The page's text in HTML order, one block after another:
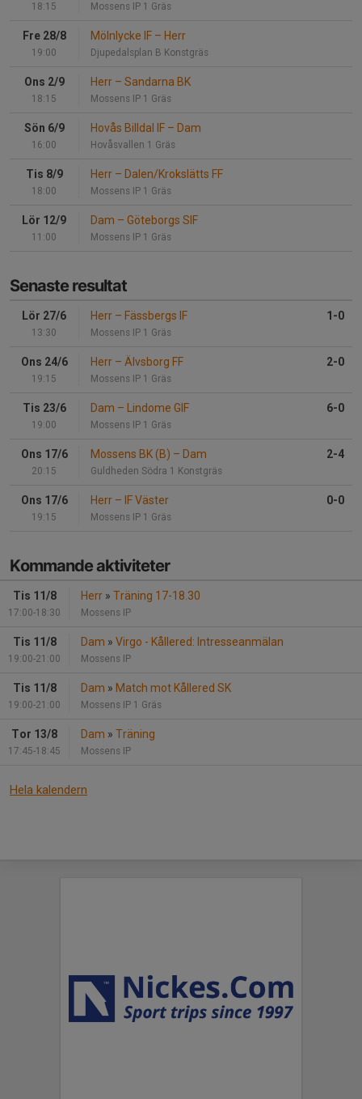
18:15 Mossens IP 1 Gräs
Fre 28/8
19:00
Mölnlycke IF – Herr
Djupedalsplan B Konstgräs
Ons 2/9
18:15
Herr – Sandarna BK
Mossens IP 1 Gräs
Sön 6/9
16:00
Hovås Billdal IF – Dam
Hovåsvallen 1 Gräs
Tis 8/9
18:00
Herr – Dalen/Krokslätts FF
Mossens IP 1 Gräs
Lör 12/9
11:00
Dam – Göteborgs SIF
Mossens IP 1 Gräs
Senaste resultat
Lör 27/6
13:30
Herr – Fässbergs IF
Mossens IP 1 Gräs
1-0
Ons 24/6
19:15
Herr – Älvsborg FF
Mossens IP 1 Gräs
2-0
Tis 23/6
19:00
Dam – Lindome GIF
Mossens IP 1 Gräs
6-0
Ons 17/6
20:15
Mossens BK (B) – Dam
Guldheden Södra 1 Konstgräs
2-4
Ons 17/6
19:15
Herr – IF Väster
Mossens IP 1 Gräs
0-0
Kommande aktiviteter
Tis 11/8
17:00-18:30
Herr » Träning 17-18.30
Mossens IP
Tis 11/8
19:00-21:00
Dam » Virgo - Kållered: Intresseanmälan
Mossens IP
Tis 11/8
19:00-21:00
Dam » Match mot Kållered SK
Mossens IP 1 Gräs
Tor 13/8
17:45-18:45
Dam » Träning
Mossens IP
Hela kalendern